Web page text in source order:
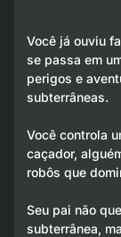
Você já ouviu
se passa em
perigos e
subterrâneas.
Você controla
caçador,
robôs que
Seu pai não
subterrânea,